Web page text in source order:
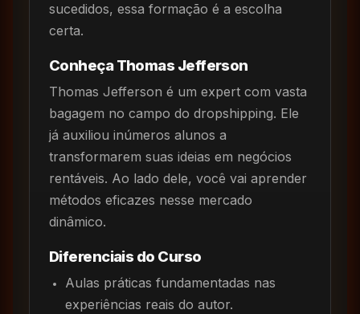
sucedidos, essa formação é a escolha
certa.
Conheça Thomas Jefferson
Thomas Jefferson é um expert com vasta
bagagem no campo do dropshipping. Ele
já auxiliou inúmeros alunos a
transformarem suas ideias em negócios
rentáveis. Ao lado dele, você vai aprender
métodos eficazes nesse mercado
dinâmico.
Diferenciais do Curso
Aulas práticas fundamentadas nas
experiências reais do autor.